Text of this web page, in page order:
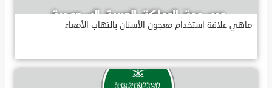
ماهي علاقة استخدام معجون الأسنان بالتهاب الأمعاء